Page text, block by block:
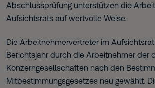
Abschlussprüfung unterstützen die
Aufsichtsrats auf wertvolle Weise.
Die Arbeitnehmervertreter im
Berichtsjahr durch die Arbeitnehmer der
Konzerngesellschaften nach den
Mitbestimmungsgesetzes neu gewählt.